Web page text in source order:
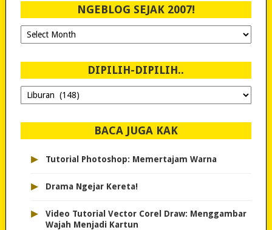
NGEBLOG SEJAK 2007!
Ngeblog
Sejak
DIPILIH-DIPILIH..
Dipilih-
dipilih..
BACA JUGA KAK
▸ Tutorial Photoshop: Memertajam Warna
▸ Drama Ngejar Kereta!
▸
Video Tutorial Vector Corel Draw: Menggambar
Wajah Menjadi Kartun